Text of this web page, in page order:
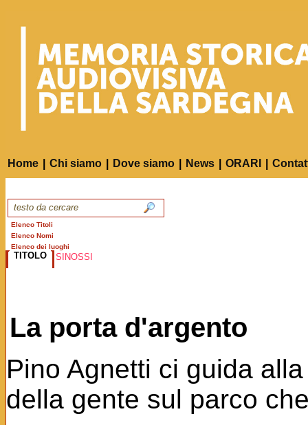
Home Chi siamo Dove siamo News ORARI
Elenco Titoli
Elenco Nomi
Elenco dei luoghi
TITOLO SINOSSI
La porta d'argento
Pino Agnetti ci guida
della gente sul parco